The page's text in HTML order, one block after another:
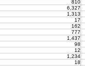
810
6,327
1,313
17
162
777
1,437
98
12
1,234
18